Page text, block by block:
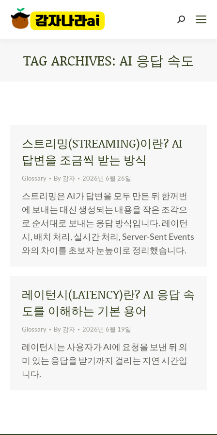
TAG ARCHIVES: AI 응답 속도
스트리밍(STREAMING)이란? AI
답변을 조금씩 받는 방식
Glossary By 감자 2026년 6월 26일
스트리밍은 AI가 답변을 모두 만든 뒤 한꺼번
에 보내는 대신 생성되는 내용을 작은 조각으
로 순서대로 보내는 응답 방식입니다. 레이턴
시, 배치 처리, 실시간 처리, Server-Sent Events
와의 차이를 초보자 눈높이로 정리했습니다.
레이턴시(LATENCY)란? AI 응답 속
도를 이해하는 기본 용어
Glossary By 감자 2026년 6월 19일
레이턴시는 사용자가 AI에 요청을 보낸 뒤 의
미 있는 응답을 받기까지 걸리는 지연 시간입
니다.